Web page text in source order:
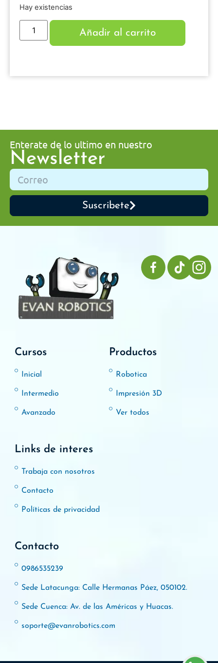
Hay existencias
Añadir al carrito
Enterate de lo ultimo en nuestro
Newsletter
Suscribete
Cursos
Inicial
Intermedio
Avanzado
Productos
Robotica
Impresión 3D
Ver todos
Links de interes
Trabaja con nosotros
Contacto
Políticas de privacidad
Contacto
0986535239
Sede Latacunga: Calle Hermanas Páez, 050102.
Sede Cuenca: Av. de las Américas y Huacas.
soporte@evanrobotics.com